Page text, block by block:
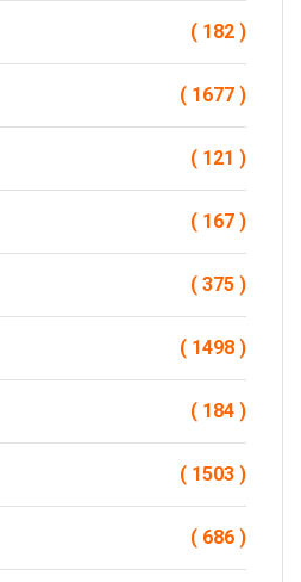
( 182 )
( 1677 )
( 121 )
( 167 )
( 375 )
( 1498 )
( 184 )
( 1503 )
( 686 )